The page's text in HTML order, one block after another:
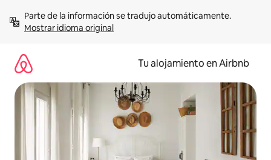
contenidoMostrar idioma original
Tu alojamiento en Airbnb